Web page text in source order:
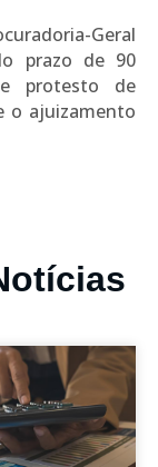
Geral
prazo de 90
protesto de
o ajuizamento